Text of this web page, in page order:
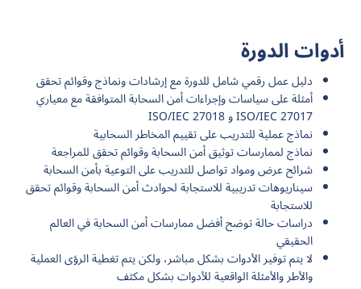
أدوات الدورة
دليل عمل رقمي شامل للدورة مع إرشادات ونماذج وقوائم تحقق
أمثلة على سياسات وإجراءات أمن السحابة المتوافقة مع معياري
ISO/IEC 27017 و ISO/IEC 27018
نماذج عملية للتدريب على تقييم المخاطر السحابية
نماذج لممارسات توثيق أمن السحابة وقوائم تحقق للمراجعة
شرائح عرض ومواد تواصل للتدريب على التوعية بأمن السحابة
سيناريوهات تدريبية للاستجابة لحوادث أمن السحابة وقوائم تحقق
للاستجابة
دراسات حالة توضح أفضل ممارسات أمن السحابة في العالم
الحقيقي
لا يتم توفير الأدوات بشكل مباشر، ولكن يتم تغطية الرؤى العملية
والأطر والأمثلة الواقعية للأدوات بشكل مكثف